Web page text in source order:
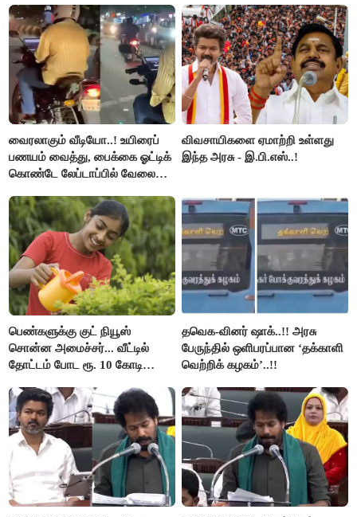
வைரலாகும் வீடியோ..! உயிரைப்
பணயம் வைத்து, பைக்கை ஓட்டிக்
கொண்டே லேப்டாப்பில் வேலை
விவசாயிகளை ஏமாற்றி உள்ளது
இந்த அரசு - இ.பி.எஸ்..!
பெண்களுக்கு குட் நியூஸ்
சொன்ன அமைச்சர்... வீட்டில்
தோட்டம் போட ரூ. 10 கோடி
தவெக-வினர் ஷாக்..!! அரசு
பேருந்தில் ஒளிபரப்பான ‘தக்காளி
வெற்றிக் கழகம்’..!!